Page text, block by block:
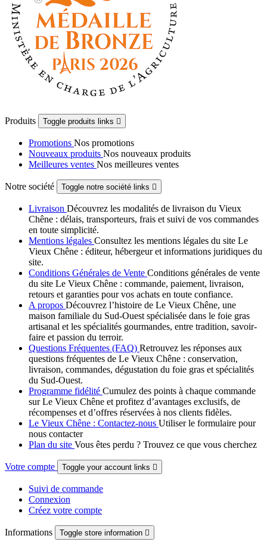
Produits Toggle produits links 
Promotions Nos promotions
Nouveaux produits Nos nouveaux produits
Meilleures ventes Nos meilleures ventes
Notre société Toggle notre société links 
Livraison Découvrez les modalités de livraison du Vieux
Chêne : délais, transporteurs, frais et suivi de vos commandes
en toute simplicité.
Mentions légales Consultez les mentions légales du site Le
Vieux Chêne : éditeur, hébergeur et informations juridiques du
site.
Conditions Générales de Vente Conditions générales de vente
du site Le Vieux Chêne : commande, paiement, livraison,
retours et garanties pour vos achats en toute confiance.
A propos Découvrez l’histoire de Le Vieux Chêne, une
maison familiale du Sud-Ouest spécialisée dans le foie gras
artisanal et les spécialités gourmandes, entre tradition, savoir-
faire et passion du terroir.
Questions Fréquentes (FAQ) Retrouvez les réponses aux
questions fréquentes de Le Vieux Chêne : conservation,
livraison, commandes, dégustation du foie gras et spécialités
du Sud-Ouest.
Programme fidélité Cumulez des points à chaque commande
sur Le Vieux Chêne et profitez d’avantages exclusifs, de
récompenses et d’offres réservées à nos clients fidèles.
Le Vieux Chêne : Contactez-nous Utiliser le formulaire pour
nous contacter
Plan du site Vous êtes perdu ? Trouvez ce que vous cherchez
Votre compte Toggle your account links 
Suivi de commande
Connexion
Créez votre compte
Informations Toggle store information 